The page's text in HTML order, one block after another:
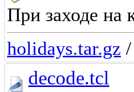
При заходе на
holidays.tar.gz
decode.tcl